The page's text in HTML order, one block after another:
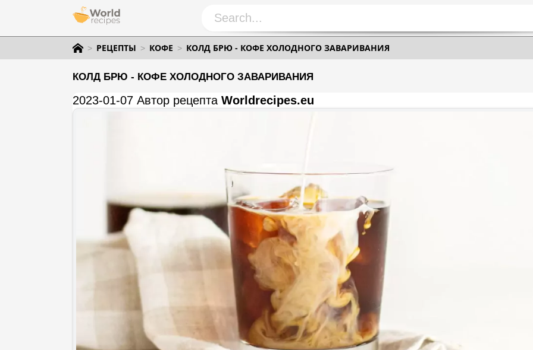
РЕЦЕПТЫ КОФЕ КОЛД БРЮ - КОФЕ ХОЛОДНОГО ЗАВАРИВАНИЯ
КОЛД БРЮ - КОФЕ ХОЛОДНОГО ЗАВАРИВАНИЯ
2023-01-07 Автор рецепта Worldrecipes.eu